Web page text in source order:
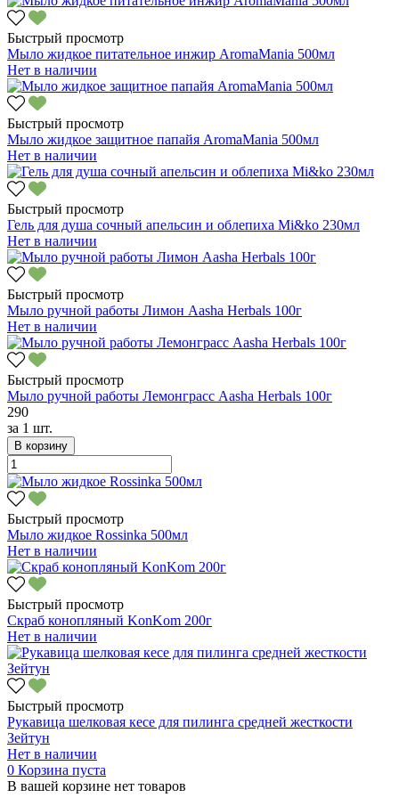
Быстрый просмотр
Мыло жидкое питательное инжир AromaMania 500мл
Нет в наличии
Быстрый просмотр
Мыло жидкое защитное папайя AromaMania 500мл
Нет в наличии
Быстрый просмотр
Гель для душа сочный апельсин и облепиха Mi&ko 230мл
Нет в наличии
Быстрый просмотр
Мыло ручной работы Лимон Aasha Herbals 100г
Нет в наличии
Быстрый просмотр
Мыло ручной работы Лемонграсс Aasha Herbals 100г
290
за 1 шт.
В корзину
Быстрый просмотр
Мыло жидкое Rossinka 500мл
Нет в наличии
Быстрый просмотр
Скраб конопляный KonKom 200г
Нет в наличии
Быстрый просмотр
Рукавица шелковая кесе для пилинга средней жесткости
Зейтун
Нет в наличии
0 Корзина пуста
В вашей корзине нет товаров